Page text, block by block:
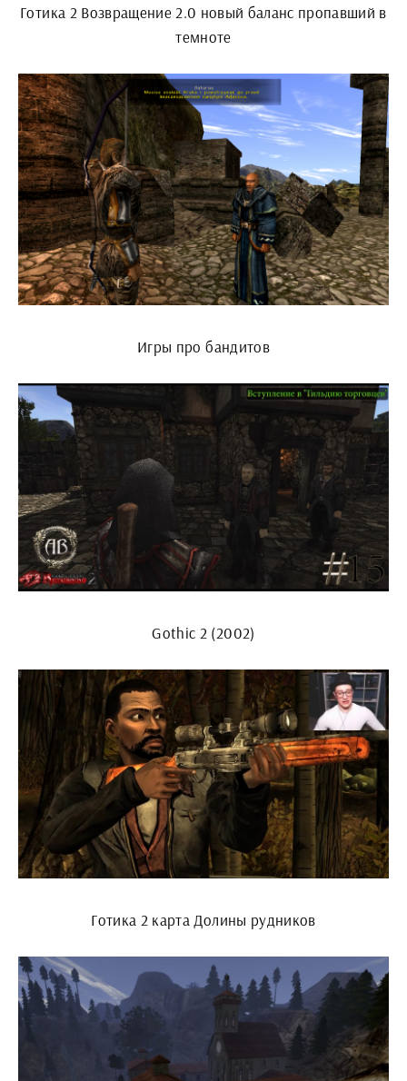
Готика 2 Возвращение 2.0 новый баланс пропавший в
темноте
Игры про бандитов
Gothic 2 (2002)
Готика 2 карта Долины рудников